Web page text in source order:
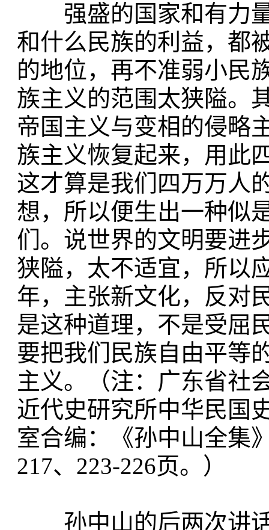
强盛的国家和有力量
和什么民族的利益，都
的地位，再不准弱小民
族主义的范围太狭隘。
帝国主义与变相的侵
族主义恢复起来，用此
这才算是我们四万万人
想，所以便生出一种似
们。说世界的文明要进
狭隘，太不适宜，所以
年，主张新文化，反对
是这种道理，不是受屈
要把我们民族自由平等
主义。（注：广东省社
近代史研究所中华民国
室合编：《孙中山全集
217、223-226页。）
孙中山的后两次讲话